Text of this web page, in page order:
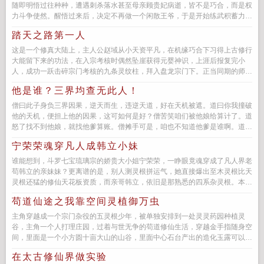
随即明悟过往种种，遭遇刺杀落水甚至母亲顾贵妃病逝，皆不是巧合，而是权
力斗争使然。醒悟过来后，决定不再做一个闲散王爷，于是开始练武积蓄力
踏天之路第一人
这是一个修真大陆上，主人公赵域从小天资平凡，在机缘巧合下习得上古修行
大能留下来的功法，在入宗考核时偶然坠崖获得元婴神识，上涯后报复完小
人，成功一跃击碎宗门考核的九条灵纹柱，拜入盘龙宗门下。正当同期的师兄
他是谁？三界均查无此人！
僧曰此子身负三界因果，逆天而生，违逆天道，好在天机被遮。道曰你我撞破
他的天机，便担上他的因果，这可如何是好？僧苦笑咱们被他娘给算计了。道
怒了找不到他娘，就找他爹算账。僧摊手可是，咱也不知道他爹是谁啊。道傻
宁荣荣魂穿凡人成韩立小妹
谁能想到，斗罗七宝琉璃宗的娇贵大小姐宁荣荣，一睁眼竟魂穿成了凡人界老
苟韩立的亲妹妹？更离谱的是，别人测灵根拼运气，她直接爆出至木灵根比天
灵根还猛的修仙天花板资质，而亲哥韩立，依旧是那熟悉的四系杂灵根。本该
苟道仙途之我靠空间灵植御万虫
主角穿越成一个宗门杂役的五灵根少年，被单独安排到一处灵灵药园种植灵
谷，主角一个人打理庄园，过着与世无争的苟道修仙生活，穿越金手指随身空
间，里面是一个小方圆十亩大山的山谷，里面中心石台产出的造化玉露可以使
在太古修仙界做实验